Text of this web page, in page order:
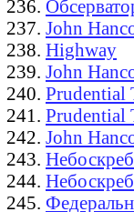
John
Highway
John
Prudential
Prudential
John
Небоскреб